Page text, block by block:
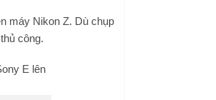
máy Nikon Z. Dù chụp
công.